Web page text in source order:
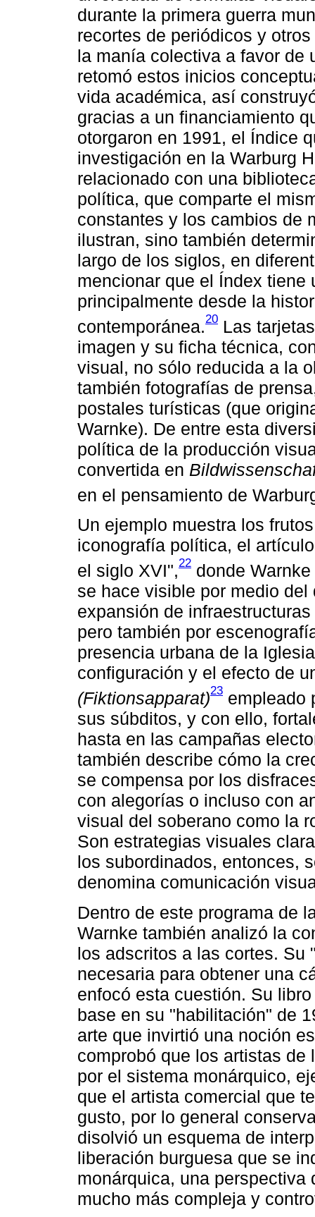
durante la primera guerra
recortes de periódicos y
la manía colectiva a favor de
retomó estos inicios
vida académica, así
gracias a un financiamiento
otorgaron en 1991, el Índice
investigación en la Warburg
relacionado con una
política, que comparte el
constantes y los cambios de
ilustran, sino también
largo de los siglos, en
mencionar que el Índex tiene
principalmente desde la
contemporánea.20 Las
imagen y su ficha técnica,
visual, no sólo reducida a la
también fotografías de
postales turísticas (que
Warnke). De entre esta
política de la producción
convertida en
en el pensamiento de
Un ejemplo muestra los
iconografía política, el
el siglo XVI",22 donde
se hace visible por medio
expansión de
pero también por
presencia urbana de la
configuración y el efecto de
(Fiktionsapparat)23 empleado
sus súbditos, y con ello,
hasta en las campañas
también describe cómo la
se compensa por los
con alegorías o incluso con
visual del soberano como la
Son estrategias visuales
los subordinados, entonces,
denomina comunicación
Dentro de este programa de
Warnke también analizó la
los adscritos a las cortes. Su
necesaria para obtener una
enfocó esta cuestión. Su
base en su "habilitación" de
arte que invirtió una noción
comprobó que los artistas de
por el sistema monárquico,
que el artista comercial que
gusto, por lo general
disolvió un esquema de
liberación burguesa que se
monárquica, una
mucho más compleja y